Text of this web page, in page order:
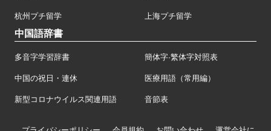
杭州プチ留学 上海プチ留学
中国語辞書
多音字学習辞書 簡体字·繁体字対照表
中国の祝日・連休 医療用語（常用編）
新型コロナウイルス関連用語 音節表